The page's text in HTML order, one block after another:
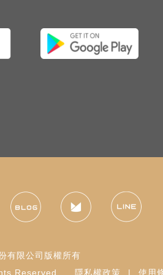
有限公司版權所有
Reserved.
隱私權政策 | 使用